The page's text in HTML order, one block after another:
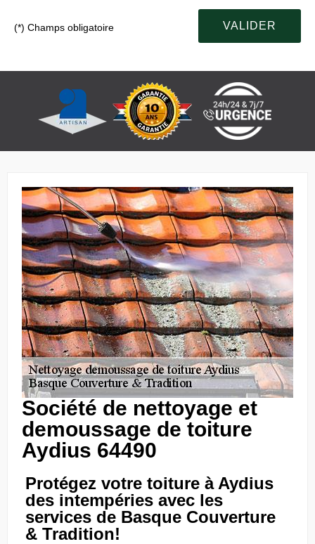
(*) Champs obligatoire
Société de nettoyage et
demoussage de toiture
Aydius 64490
Protégez votre toiture à Aydius
des intempéries avec les
services de Basque Couverture
& Tradition!